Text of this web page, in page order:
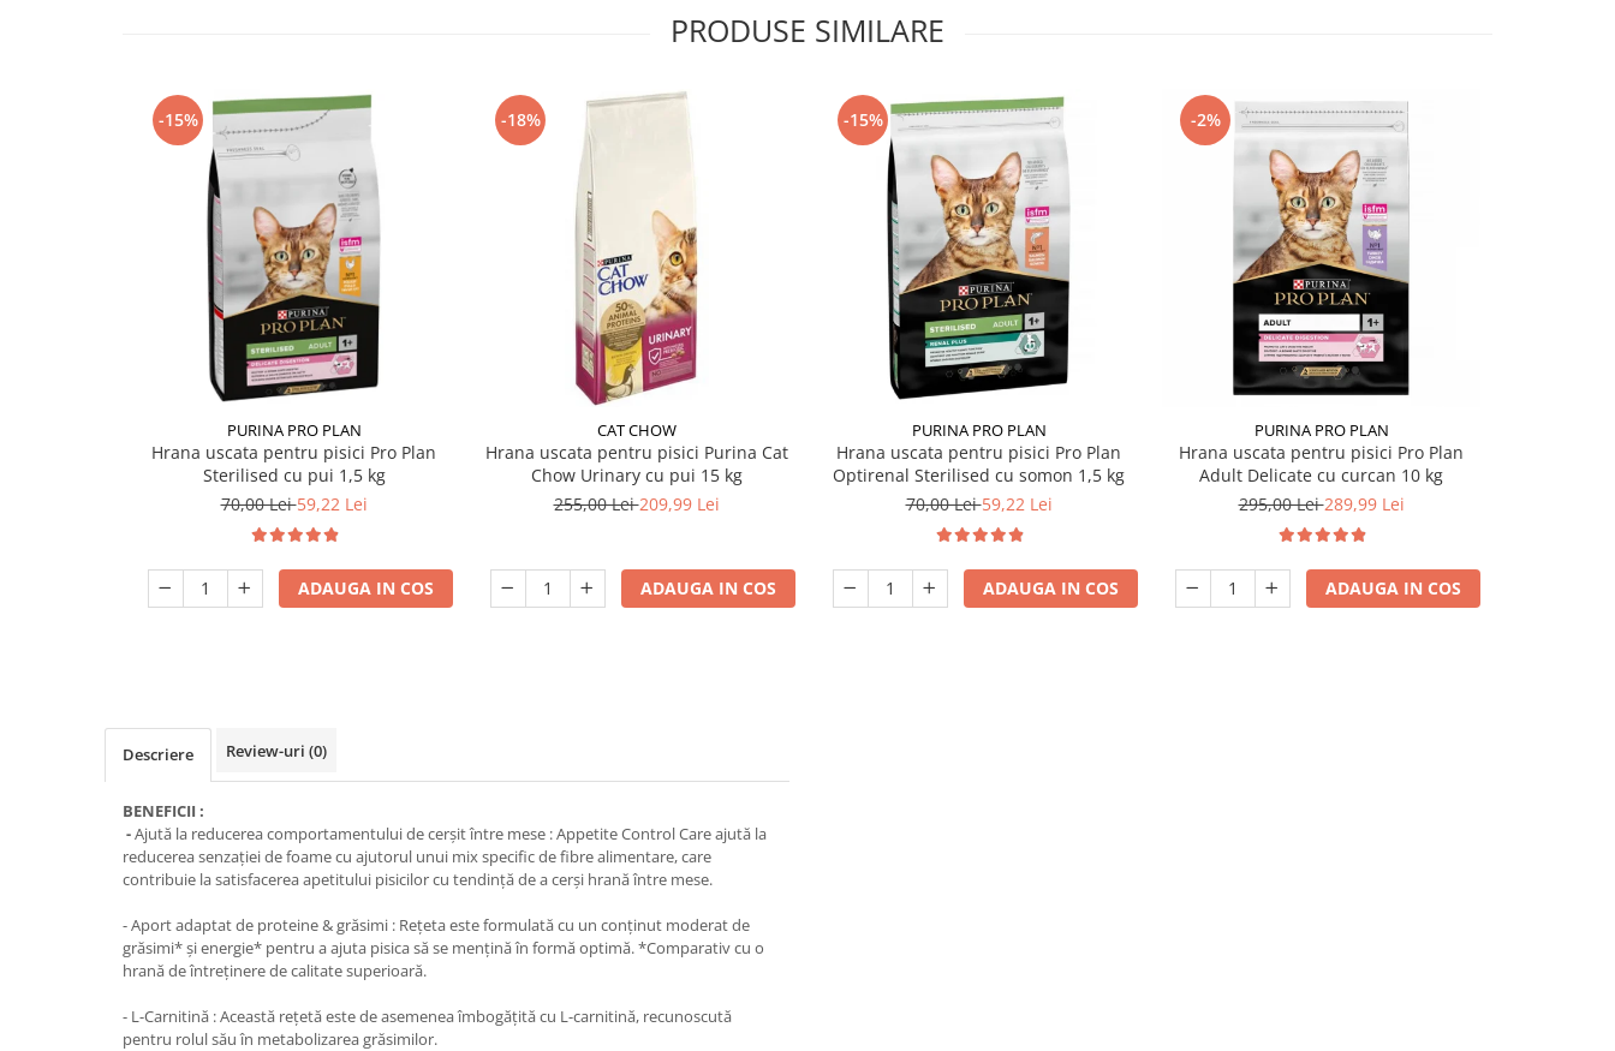
PRODUSE SIMILARE
-15%
PURINA PRO PLAN
Hrana uscata pentru pisici Pro Plan
Sterilised cu pui 1,5 kg
70,00 Lei59,22 Lei
ADAUGA IN COS
-18%
CAT CHOW
Hrana uscata pentru pisici Purina Cat
Chow Urinary cu pui 15 kg
255,00 Lei209,99 Lei
ADAUGA IN COS
-15%
PURINA PRO PLAN
Hrana uscata pentru pisici Pro Plan
Optirenal Sterilised cu somon 1,5 kg
70,00 Lei59,22 Lei
ADAUGA IN COS
-2%
PURINA PRO PLAN
Hrana uscata pentru pisici Pro Plan
Adult Delicate cu curcan 10 kg
295,00 Lei289,99 Lei
ADAUGA IN COS
Descriere Review-uri (0)
BENEFICII :
-Ajută la reducerea comportamentului de cerşit între mese : Appetite Control Care ajută la
reducerea senzației de foame cu ajutorul unui mix specific de fibre alimentare, care
contribuie la satisfacerea apetitului pisicilor cu tendință de a cerși hrană între mese.
- Aport adaptat de proteine & grăsimi : Rețeta este formulată cu un conținut moderat de
grăsimi* și energie* pentru a ajuta pisica să se mențină în formă optimă. *Comparativ cu o
hrană de întreținere de calitate superioară.
- L-Carnitină : Această rețetă este de asemenea îmbogățită cu L-carnitină, recunoscută
pentru rolul său în metabolizarea grăsimilor.